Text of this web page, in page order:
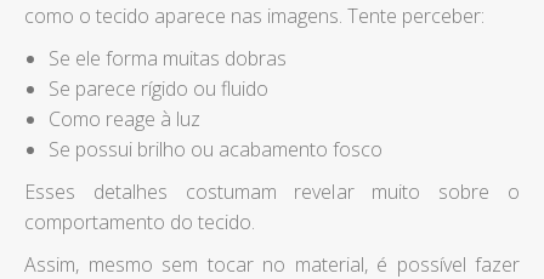
como o tecido aparece nas imagens. Tente perceber:
Se ele forma muitas dobras
Se parece rígido ou fluido
Como reage à luz
Se possui brilho ou acabamento fosco
Esses detalhes costumam revelar muito sobre o
comportamento do tecido.
Assim, mesmo sem tocar no material, é possível fazer